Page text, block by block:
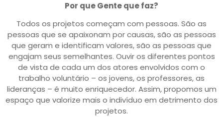
Por que Gente que faz?
Todos os projetos começam com pessoas. São as
pessoas que se apaixonam por causas, são as pessoas
que geram e identificam valores, são as pessoas que
engajam seus semelhantes. Ouvir os diferentes pontos
de vista de cada um dos atores envolvidos com o
trabalho voluntário – os jovens, os professores, as
lideranças – é muito enriquecedor. Assim, propomos um
espaço que valorize mais o indivíduo em detrimento dos
projetos.